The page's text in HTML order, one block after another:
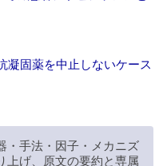
凝固薬を中止しないケース
・手法・因子・メカニズ
上げ、原文の要約と専属